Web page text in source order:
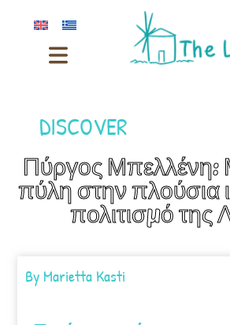
DISCOVER
Πύργος Μπελλένη:
πύλη στην πλούσια
πολιτισμό της
By Marietta Kasti